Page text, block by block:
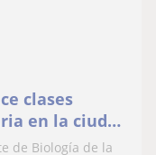
clases
en la ciudad
de Biología de la